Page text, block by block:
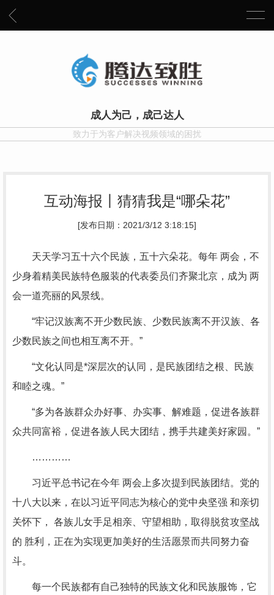
成人为己，成己达人
致力于为客户解决视频领域的困扰
互动海报丨猜猜我是“哪朵花”
[发布日期：2021/3/12 3:18:15]
天天学习五十六个民族，五十六朵花。每年 两会，不
少身着精美民族特色服装的代表委员们齐聚北京，成为 两
会一道亮丽的风景线。
“牢记汉族离不开少数民族、少数民族离不开汉族、各
少数民族之间也相互离不开。”
“文化认同是*深层次的认同，是民族团结之根、民族
和睦之魂。”
“多为各族群众办好事、办实事、解难题，促进各族群
众共同富裕，促进各族人民大团结，携手共建美好家园。”
…………
习近平总书记在今年 两会上多次提到民族团结。党的
十八大以来，在以习近平同志为核心的党中央坚强 和亲切
关怀下， 各族儿女手足相亲、守望相助，取得脱贫攻坚战
的 胜利，正在为实现更加美好的生活愿景而共同努力奋
斗。
每一个民族都有自己独特的民族文化和民族服饰，它